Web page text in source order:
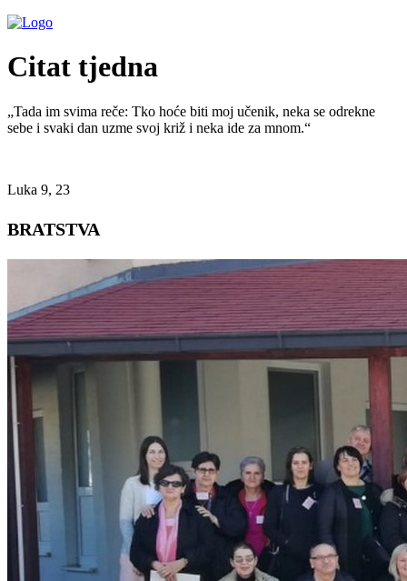
Citat tjedna
„Tada im svima reče: Tko hoće biti moj učenik, neka se odrekne
sebe i svaki dan uzme svoj križ i neka ide za mnom.“
Luka 9, 23
BRATSTVA